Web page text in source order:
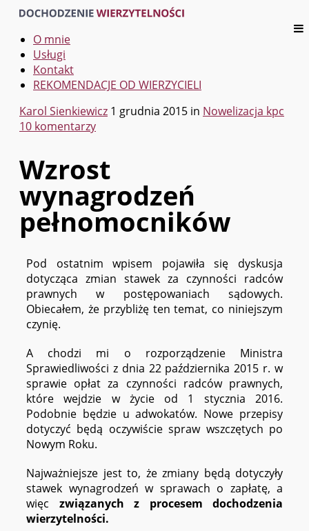
O mnie
Usługi
Kontakt
REKOMENDACJE OD WIERZYCIELI
Karol Sienkiewicz 1 grudnia 2015 in Nowelizacja kpc
10 komentarzy
Wzrost
wynagrodzeń
pełnomocników
Pod ostatnim wpisem pojawiła się dyskusja
dotycząca zmian stawek za czynności radców
prawnych w postępowaniach sądowych.
Obiecałem, że przybliżę ten temat, co niniejszym
czynię.
A chodzi mi o rozporządzenie Ministra
Sprawiedliwości z dnia 22 października 2015 r. w
sprawie opłat za czynności radców prawnych,
które wejdzie w życie od 1 stycznia 2016.
Podobnie będzie u adwokatów. Nowe przepisy
dotyczyć będą oczywiście spraw wszczętych po
Nowym Roku.
Najważniejsze jest to, że zmiany będą dotyczyły
stawek wynagrodzeń w sprawach o zapłatę, a
więc związanych z procesem dochodzenia
wierzytelności.